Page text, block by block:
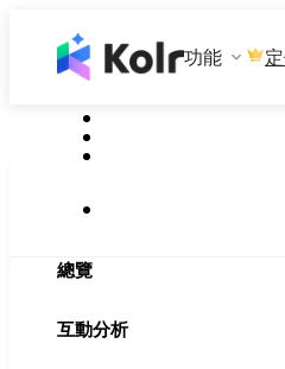
功能
總覽
互動分析